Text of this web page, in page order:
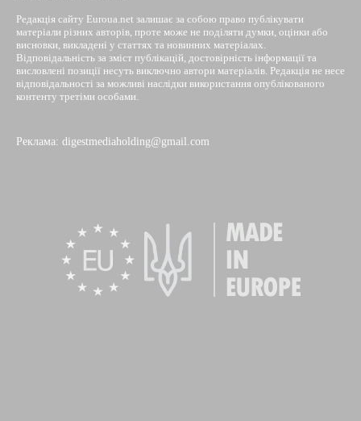
Редакція сайту Euroua.net залишає за собою право публікувати
матеріали різних авторів, проте може не поділяти думки, оцінки або
висновки, викладені у статтях та новинних матеріалах.
Відповідальність за зміст публікацій, достовірність інформації та
висловлені позиції несуть виключно автори матеріалів. Редакція не несе
відповідальності за можливі наслідки використання опублікованого
контенту третіми особами.
Реклама: digestmediaholding@gmail.com